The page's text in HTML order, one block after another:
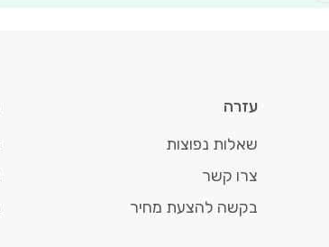
עזרה
שאלות נפוצות
צרו קשר
בקשה להצעת מחיר